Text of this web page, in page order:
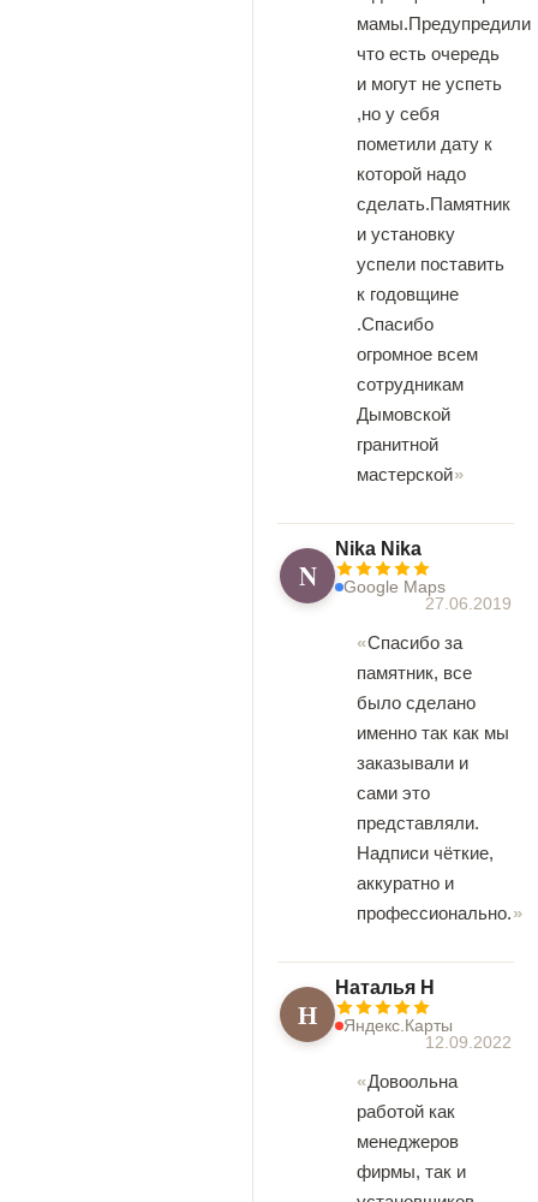
мамы.Предупредили
что есть очередь
и могут не успеть
,но у себя
пометили дату к
которой надо
сделать.Памятник
и установку
успели поставить
к годовщине
.Спасибо
огромное всем
сотрудникам
Дымовской
гранитной
мастерской
N
Nika Nika
Google Maps
27.06.2019
Спасибо за
памятник, все
было сделано
именно так как мы
заказывали и
сами это
представляли.
Надписи чёткие,
аккуратно и
профессионально.
Н
Наталья Н
Яндекс.Карты
12.09.2022
Довоольна
работой как
менеджеров
фирмы, так и